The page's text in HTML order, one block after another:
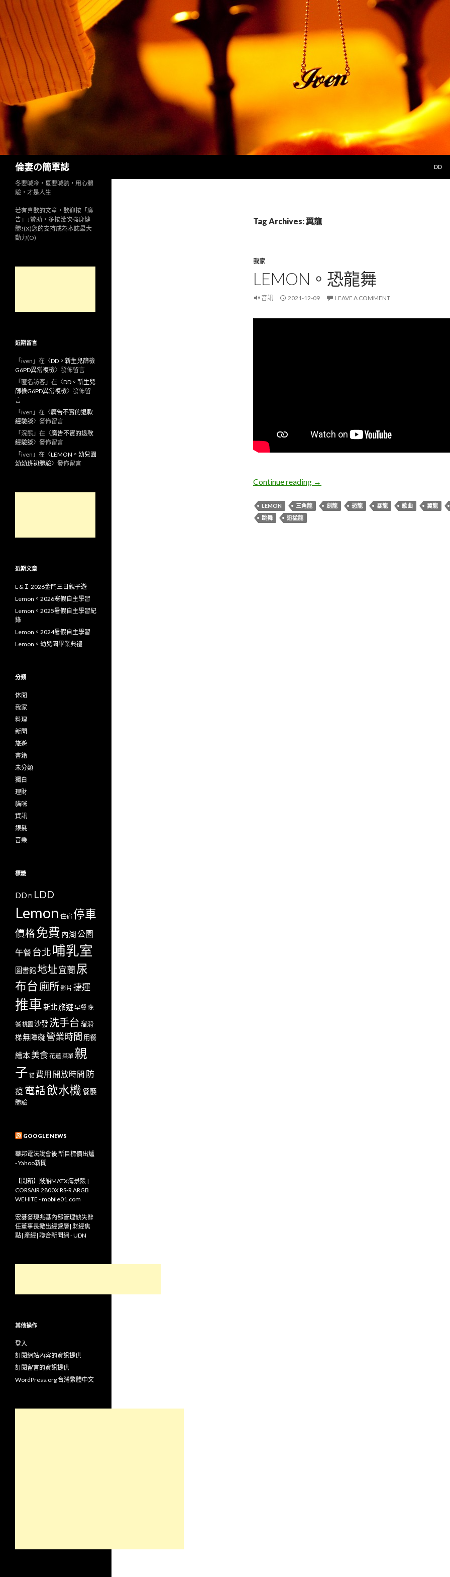
倫妻の簡單誌
Search
DD
Tag Archives: 翼龍
我家
LEMON。恐龍舞
音訊 2021-12-09 LEAVE A COMMENT
Continue reading Lemon。恐龍舞
→
LEMON 三角龍 劍龍 恐龍 暴龍 歌曲
翼龍
跳舞
迅猛龍
冬要喊冷，夏要喊熱，用心體
驗，才是人生
若有喜歡的文章，歡迎按「廣
告」↓贊助，多按幾次強身健
體!(X)您的支持成為本誌最大
動力(O)
近期留言
「 iven 」在〈DD。新生兒篩檢
G6PD異常複檢〉發佈留言
「 匿名訪客 」在〈DD。新生兒
篩檢G6PD異常複檢〉發佈留
言
「 iven 」在〈廣告不實的退款
經驗談〉發佈留言
「 浣熊 」在〈廣告不實的退款
經驗談〉發佈留言
「 iven 」在〈LEMON。幼兒園
幼幼班初體驗〉發佈留言
近期文章
L &Ｉ 2026金門三日親子遊
Lemon。2026寒假自主學習
Lemon。2025暑假自主學習紀
錄
Lemon。2024暑假自主學習
Lemon。幼兒園畢業典禮
分類
休閒
我家
料理
新聞
旅遊
書籍
未分類
獨白
理財
貓咪
資訊
銀髮
音樂
標籤
DD FI LDD
Lemon 住宿 停車
價格免費 內湖 公園
午餐 台北 哺乳室
圖書館地址宜蘭尿
布台 廁所影片 捷運
推車新北旅遊 早餐 晚
餐桃園 沙發洗手台溜滑
梯無障礙 營業時間 用餐
繪本美食花蓮 菜單 親
子 貓 費用 開放時間 防
疫電話飲水機餐廳
體驗
GOOGLE NEWS
華邦電法說會後 新目標價出爐
- Yahoo新聞
【開箱】賊船MATX海景殼 |
CORSAIR 2800X RS-R ARGB
WEHITE - mobile01.com
宏碁發現兆基內部管理缺失辭
任董事長撤出經營層| 財經焦
點| 產經| 聯合新聞網 - UDN
其他操作
登入
訂閱網站內容的資訊提供
訂閱留言的資訊提供
WordPress.org 台灣繁體中文